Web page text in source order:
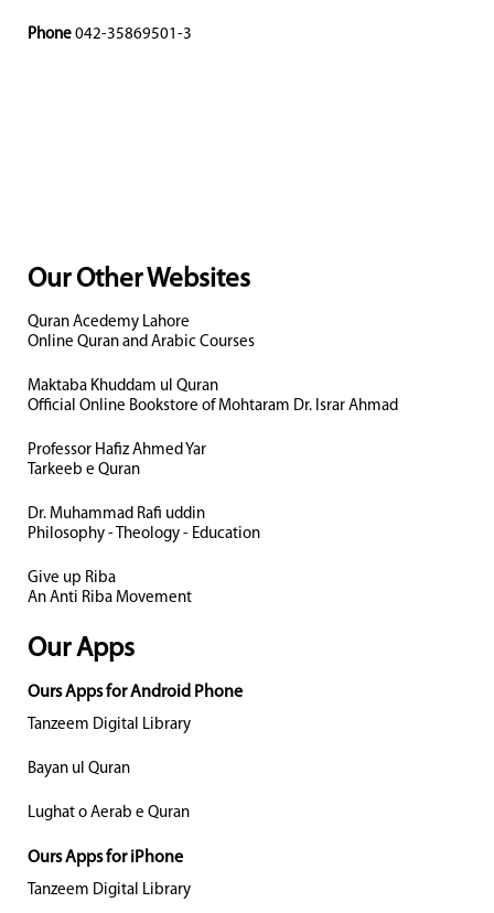
Phone 042-35869501-3
Our Other Websites
Quran Acedemy Lahore
Online Quran and Arabic Courses
Maktaba Khuddam ul Quran
Official Online Bookstore of Mohtaram Dr. Israr Ahmad
Professor Hafiz Ahmed Yar
Tarkeeb e Quran
Dr. Muhammad Rafi uddin
Philosophy - Theology - Education
Give up Riba
An Anti Riba Movement
Our Apps
Ours Apps for Android Phone
Tanzeem Digital Library
Bayan ul Quran
Lughat o Aerab e Quran
Ours Apps for iPhone
Tanzeem Digital Library